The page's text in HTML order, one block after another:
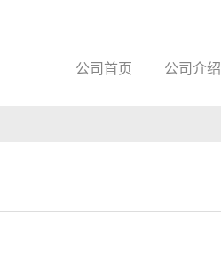
公司首页 公司介绍